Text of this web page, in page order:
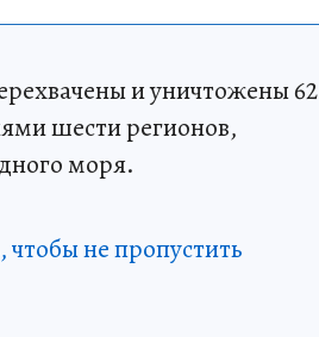
и уничтожены 62
шести регионов,
моря.
не пропустить